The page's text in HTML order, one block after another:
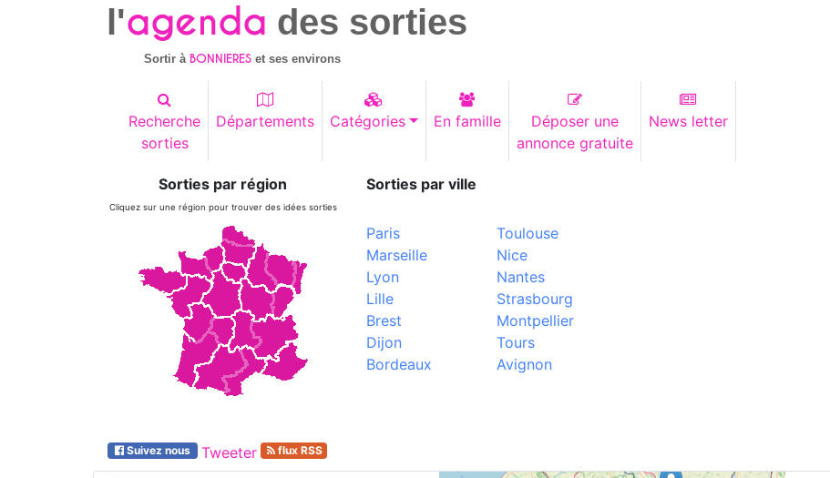
l'agenda des sorties
Sortir à BONNIERES et ses environs
Recherche
sorties
Départements Catégories En famille
Déposer une
annonce gratuite
News letter
Sorties par région
Cliquez sur une région pour trouver des idées sorties
Sorties par ville
Paris
Marseille
Lyon
Lille
Brest
Dijon
Bordeaux
Toulouse
Nice
Nantes
Strasbourg
Montpellier
Tours
Avignon
Suivez nous Tweeter flux RSS